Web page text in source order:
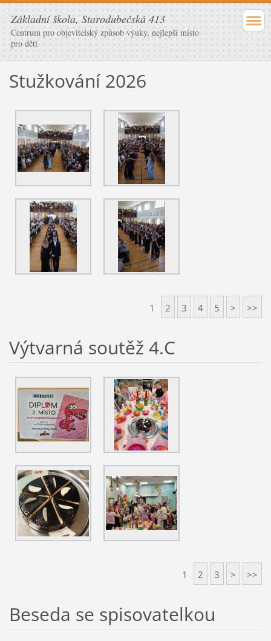
Základní škola, Starodubečská 413
Centrum pro objevitelský způsob výuky, nejlepší místo
pro děti
Stužkování 2026
1 2 3 4 5 > >>
Výtvarná soutěž 4.C
1 2 3 > >>
Beseda se spisovatelkou